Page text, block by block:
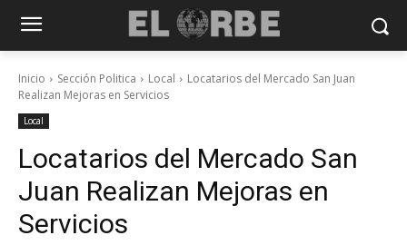
Inicio Sección Politica Local
Locatarios del Mercado San Juan
Realizan Mejoras en Servicios
Local
Locatarios del Mercado San
Juan Realizan Mejoras en
Servicios